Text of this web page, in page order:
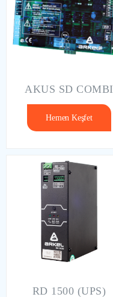
AKUS SD COMBI
Hemen Keşfet
RD 1500 (UPS)